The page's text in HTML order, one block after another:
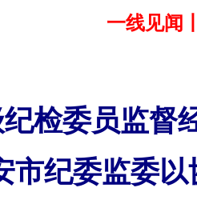
一线见闻
检委员监督
市纪委监委